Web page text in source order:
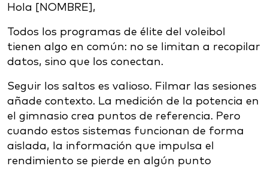
Hola [NOMBRE],
Todos los programas de élite del voleibol
tienen algo en común: no se limitan a recopilar
datos, sino que los conectan.
Seguir los saltos es valioso. Filmar las sesiones
añade contexto. La medición de la potencia en
el gimnasio crea puntos de referencia. Pero
cuando estos sistemas funcionan de forma
aislada, la información que impulsa el
rendimiento se pierde en algún punto